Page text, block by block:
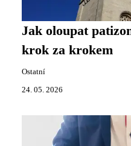
Jak oloupat
krok za krokem
Ostatní
24. 05. 2026